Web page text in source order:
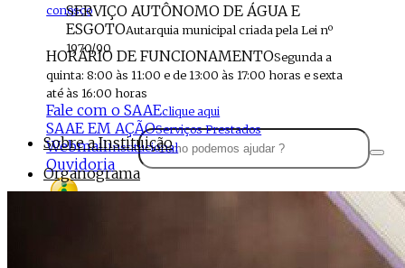
conosco
SERVIÇO AUTÔNOMO DE ÁGUA E
ESGOTOAutarquia municipal criada pela Lei nº
1970/90
HORÁRIO DE FUNCIONAMENTOSegunda a
quinta: 8:00 às 11:00 e de 13:00 às 17:00 horas e sexta
até às 16:00 horas
Fale com o SAAEclique aqui
SAAE EM AÇÃOServiços Prestados
WebmailInstitucional
Ouvidoria
Sobre a Instituição
Organograma